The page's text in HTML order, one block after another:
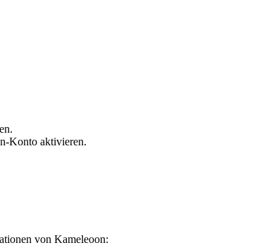
Konto aktivieren.
von Kameleoon: